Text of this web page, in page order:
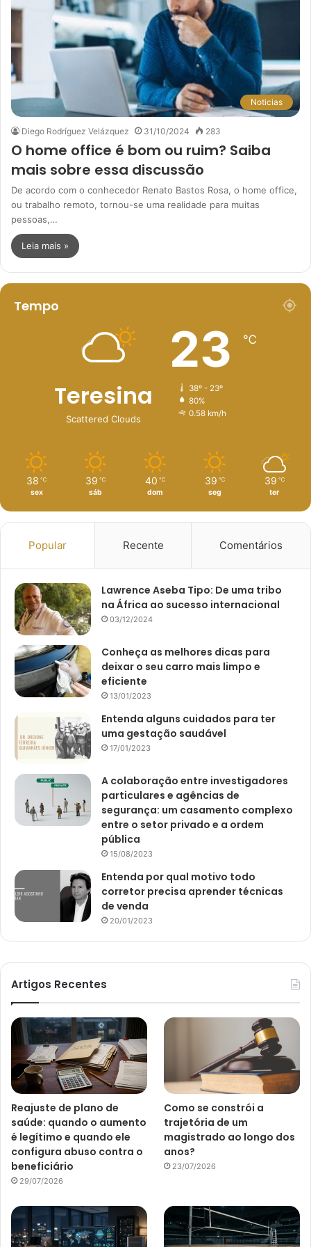
Noticias
Diego Rodríguez Velázquez 31/10/2024 283
O home office é bom ou ruim? Saiba
mais sobre essa discussão
De acordo com o conhecedor Renato Bastos Rosa, o home office,
ou trabalho remoto, tornou-se uma realidade para muitas
pessoas,…
Leia mais »
Tempo
Teresina
Scattered Clouds
23 ℃
38º - 23º
80%
0.58 km/h
38 ℃
sex
39 ℃
sáb
40 ℃
dom
39 ℃
seg
39 ℃
ter
Popular Recente Comentários
Lawrence Aseba Tipo: De uma tribo
na África ao sucesso internacional
03/12/2024
Conheça as melhores dicas para
deixar o seu carro mais limpo e
eficiente
13/01/2023
Entenda alguns cuidados para ter
uma gestação saudável
17/01/2023
A colaboração entre investigadores
particulares e agências de
segurança: um casamento complexo
entre o setor privado e a ordem
pública
15/08/2023
Entenda por qual motivo todo
corretor precisa aprender técnicas
de venda
20/01/2023
Artigos Recentes
Reajuste de plano de
saúde: quando o aumento
é legítimo e quando ele
configura abuso contra o
beneficiário
29/07/2026
Como se constrói a
trajetória de um
magistrado ao longo dos
anos?
23/07/2026